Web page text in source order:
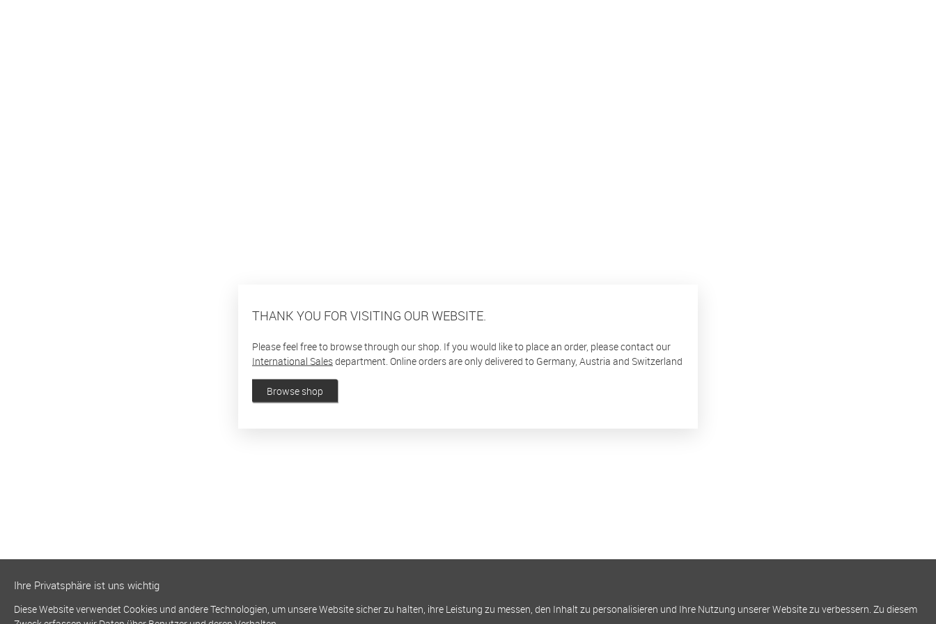
THANK YOU FOR VISITING OUR WEBSITE.
Please feel free to browse through our shop. If you would like to place an order, please contact our
International Salesdepartment. Online orders are only delivered to Germany, Austria and Switzerland
Browse shop
Ihre Privatsphäre ist uns wichtig
Diese Website verwendet Cookies und andere Technologien, um unsere Website sicher zu halten, ihre Leistung zu messen, den Inhalt zu personalisieren und Ihre Nutzung unserer Website zu verbessern. Zu diesem